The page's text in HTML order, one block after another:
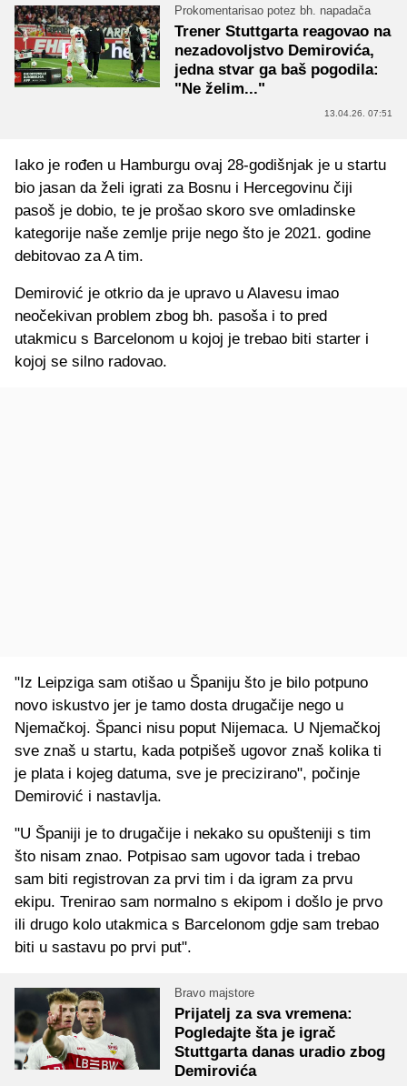
Prokomentarisao potez bh. napadača
Trener Stuttgarta reagovao na
nezadovoljstvo Demirovića,
jedna stvar ga baš pogodila:
"Ne želim..."
13.04.26. 07:51
Iako je rođen u Hamburgu ovaj 28-godišnjak je u startu
bio jasan da želi igrati za Bosnu i Hercegovinu čiji
pasoš je dobio, te je prošao skoro sve omladinske
kategorije naše zemlje prije nego što je 2021. godine
debitovao za A tim.
Demirović je otkrio da je upravo u Alavesu imao
neočekivan problem zbog bh. pasoša i to pred
utakmicu s Barcelonom u kojoj je trebao biti starter i
kojoj se silno radovao.
"Iz Leipziga sam otišao u Španiju što je bilo potpuno
novo iskustvo jer je tamo dosta drugačije nego u
Njemačkoj. Španci nisu poput Nijemaca. U Njemačkoj
sve znaš u startu, kada potpišeš ugovor znaš kolika ti
je plata i kojeg datuma, sve je precizirano", počinje
Demirović i nastavlja.
"U Španiji je to drugačije i nekako su opušteniji s tim
što nisam znao. Potpisao sam ugovor tada i trebao
sam biti registrovan za prvi tim i da igram za prvu
ekipu. Trenirao sam normalno s ekipom i došlo je prvo
ili drugo kolo utakmica s Barcelonom gdje sam trebao
biti u sastavu po prvi put".
Bravo majstore
Prijatelj za sva vremena:
Pogledajte šta je igrač
Stuttgarta danas uradio zbog
Demirovića